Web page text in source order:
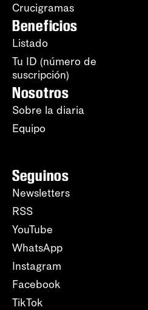
Crucigramas
Beneficios
Listado
Tu ID (número de
suscripción)
Nosotros
Sobre la diaria
Equipo
Seguinos
Newsletters
RSS
YouTube
WhatsApp
Instagram
Facebook
TikTok